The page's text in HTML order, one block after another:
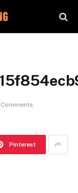
Pinterest